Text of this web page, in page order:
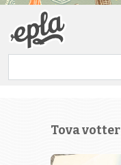
Tova votter